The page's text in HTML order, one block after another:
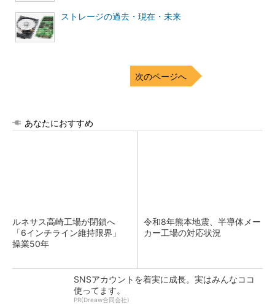
ストレージの過去・現在・未来
次のページへ
あなたにおすすめ
ルネサス高崎工場が閉鎖へ
「6インチライン維持限界」
操業50年
令和8年熊本地震、半導体メー
カー工場の対応状況
SNSアカウントを着実に成長。実はみんなココ
使ってます。
PR(Dreaw合同会社)